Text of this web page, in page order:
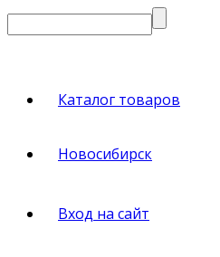
Каталог товаров
Новосибирск
Вход на сайт